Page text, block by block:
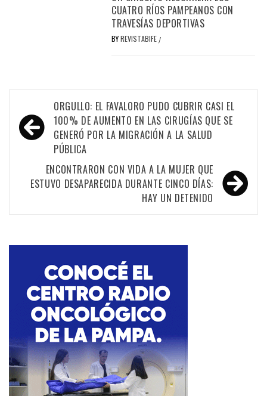
CUATRO RÍOS PAMPEANOS CON
TRAVESÍAS DEPORTIVAS
BYREVISTABIFE /
Navegación
de
entradas
ORGULLO: EL FAVALORO PUDO CUBRIR CASI EL
100% DE AUMENTO EN LAS CIRUGÍAS QUE SE
GENERÓ POR LA MIGRACIÓN A LA SALUD
PÚBLICA
ENCONTRARON CON VIDA A LA MUJER QUE
ESTUVO DESAPARECIDA DURANTE CINCO DÍAS:
HAY UN DETENIDO